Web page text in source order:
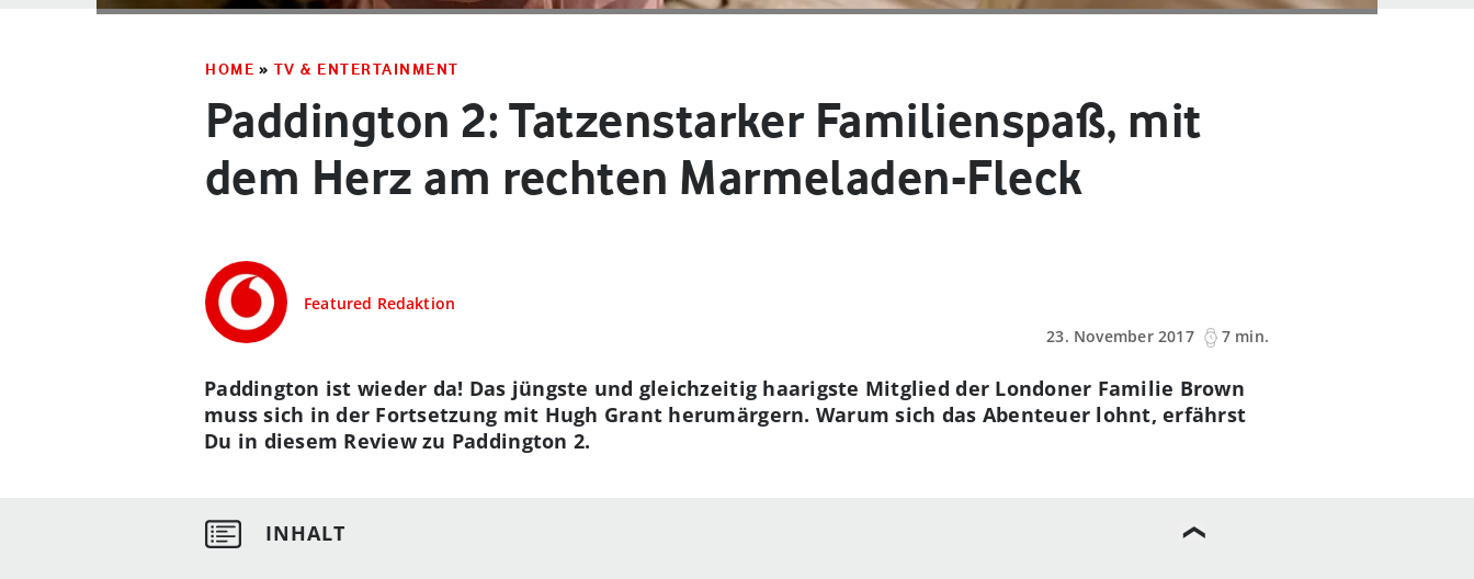
HOME » TV & ENTERTAINMENT
Paddington 2: Tatzenstarker Familienspaß, mit
dem Herz am rechten Marmeladen-Fleck
Featured Redaktion
23. November 2017
7 min.
Paddington ist wieder da! Das jüngste und gleichzeitig haarigste Mitglied der Londoner Familie Brown
muss sich in der Fortsetzung mit Hugh Grant herumärgern. Warum sich das Abenteuer lohnt, erfährst
Du in diesem Review zu Paddington 2.